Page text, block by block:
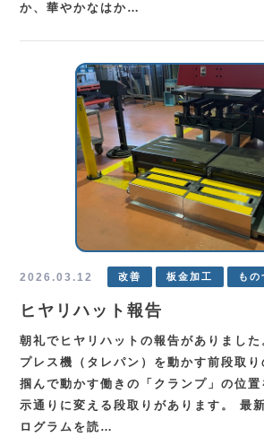
か、華やかなはか…
2026.03.12 改善 板金加工 もの
ヒヤリハット報告
朝礼でヒヤリハットの報告がありまし
プレス機（タレパン）を動かす前段取
掴んで動かす働きの「クランプ」の位
示通りに変える段取りがあります。 最
ログラムを読…